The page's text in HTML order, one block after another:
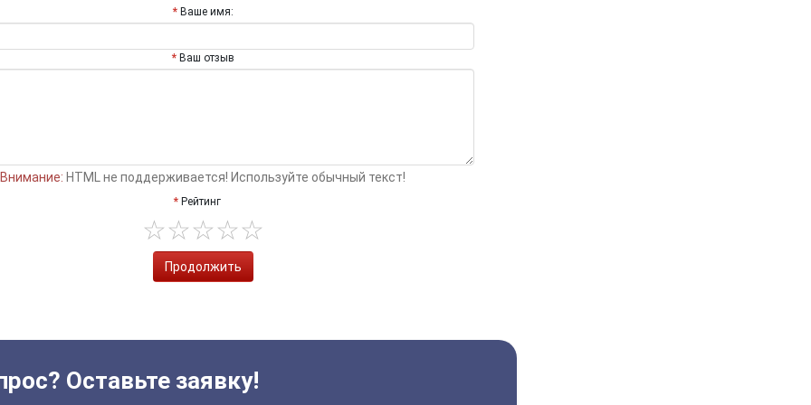
Ваше имя:
Ваш отзыв
Внимание: HTML не поддерживается! Используйте обычный текст!
Рейтинг
Продолжить
Оставьте заявку!